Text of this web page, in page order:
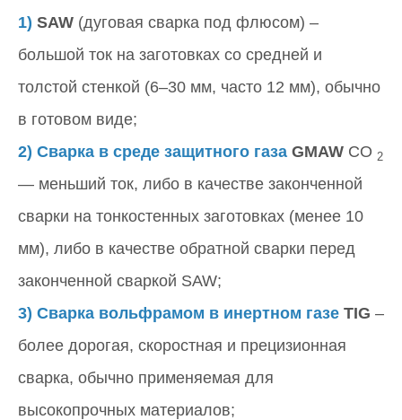
1) SAW (дуговая сварка под флюсом) –
большой ток на заготовках со средней и
толстой стенкой (6–30 мм, часто 12 мм), обычно
в готовом виде;
2) Сварка в среде защитного газа GMAW CO 2
— меньший ток, либо в качестве законченной
сварки на тонкостенных заготовках (менее 10
мм), либо в качестве обратной сварки перед
законченной сваркой SAW;
3) Сварка вольфрамом в инертном газе TIG –
более дорогая, скоростная и прецизионная
сварка, обычно применяемая для
высокопрочных материалов;